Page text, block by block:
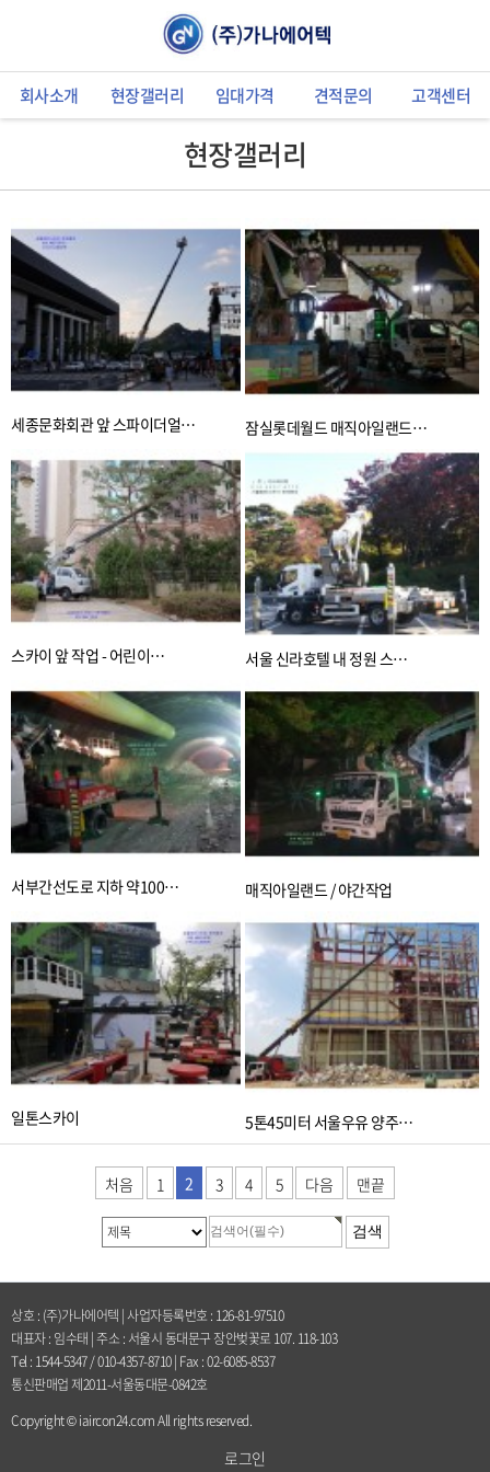
회사소개 현장갤러리 임대가격 견적문의 고객센터
현장갤러리
세종문화회관 앞 스파이더얼… 잠실롯데월드 매직아일랜드…
스카이 앞 작업 - 어린이… 서울 신라호텔 내 정원 스…
서부간선도로 지하 약100… 매직아일랜드 / 야간작업
일톤스카이 5톤45미터 서울우유 양주…
처음 1 2 3 4 5 다음 맨끝
상호 : (주)가나에어텍 | 사업자등록번호 : 126-81-97510
대표자 : 임수태 | 주소 : 서울시 동대문구 장안벚꽃로 107. 118-103
Tel : 1544-5347 / 010-4357-8710 | Fax : 02-6085-8537
통신판매업 제2011-서울동대문-0842호
Copyright © iaircon24.com All rights reserved.
로그인